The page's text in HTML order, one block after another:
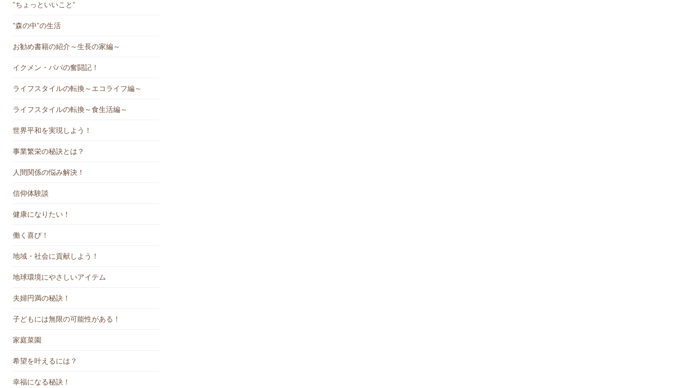
”ちょっといいこと”
”森の中”の生活
お勧め書籍の紹介～生長の家編～
イクメン・パパの奮闘記！
ライフスタイルの転換～エコライフ編～
ライフスタイルの転換～食生活編～
世界平和を実現しよう！
事業繁栄の秘訣とは？
人間関係の悩み解決！
信仰体験談
健康になりたい！
働く喜び！
地域・社会に貢献しよう！
地球環境にやさしいアイテム
夫婦円満の秘訣！
子どもには無限の可能性がある！
家庭菜園
希望を叶えるには？
幸福になる秘訣！